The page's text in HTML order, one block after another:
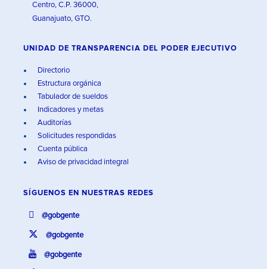
Centro, C.P. 36000,
Guanajuato, GTO.
UNIDAD DE TRANSPARENCIA DEL PODER EJECUTIVO
Directorio
Estructura orgánica
Tabulador de sueldos
Indicadores y metas
Auditorías
Solicitudes respondidas
Cuenta pública
Aviso de privacidad integral
SÍGUENOS EN NUESTRAS REDES
@gobgente
@gobgente
@gobgente